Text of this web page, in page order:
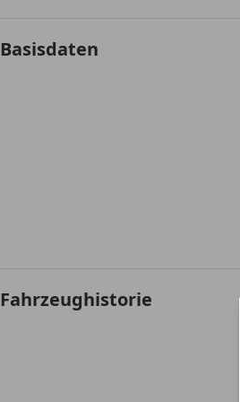
Basisdaten
Fahrzeughistorie